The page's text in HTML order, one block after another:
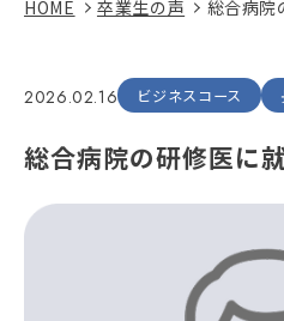
HOME 卒業生の声 総合病院
2026.02.16 ビジネスコース
総合病院の研修医に